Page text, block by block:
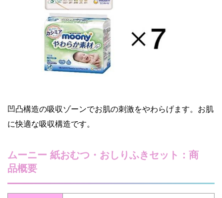
凹凸構造の吸収ゾーンでお肌の刺激をやわらげます。お肌
に快適な吸収構造です。
ムーニー 紙おむつ・おしりふきセット：商
品概要